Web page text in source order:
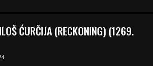
ĆURČIJA (RECKONING) (1269.